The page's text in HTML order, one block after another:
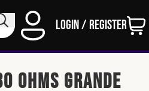
Login / Register
Ohms Grande